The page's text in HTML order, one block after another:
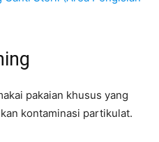
pakaian khusus yang
kontaminasi partikulat.